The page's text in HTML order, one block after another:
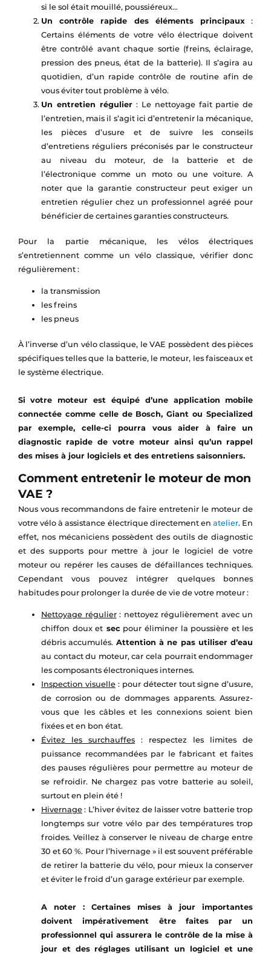
si le sol était mouillé, poussiéreux…
Un contrôle rapide des éléments principaux :
Certains éléments de votre vélo électrique doivent
être contrôlé avant chaque sortie (freins, éclairage,
pression des pneus, état de la batterie). Il s’agira au
quotidien, d’un rapide contrôle de routine afin de
vous éviter tout problème à vélo.
Un entretien régulier: Le nettoyage fait partie de
l’entretien, mais il s’agit ici d’entretenir la mécanique,
les pièces d’usure et de suivre les conseils
d’entretiens réguliers préconisés par le constructeur
au niveau du moteur, de la batterie et de
l’électronique comme un moto ou une voiture. A
noter que la garantie constructeur peut exiger un
entretien régulier chez un professionnel agréé pour
bénéficier de certaines garanties constructeurs.
Pour la partie mécanique, les vélos électriques
s’entretiennent comme un vélo classique, vérifier donc
régulièrement :
la transmission
les freins
les pneus
À l’inverse d’un vélo classique, le VAE possèdent des pièces
spécifiques telles que la batterie, le moteur, les faisceaux et
le système électrique.
Si votre moteur est équipé d’une application mobile
connectée comme celle de Bosch, Giant ou Specialized
par exemple, celle-ci pourra vous aider à faire un
diagnostic rapide de votre moteur ainsi qu’un rappel
des mises à jour logiciels et des entretiens saisonniers.
Comment entretenir le moteur de mon
VAE ?
Nous vous recommandons de faire entretenir le moteur de
votre vélo à assistance électrique directement enatelier. En
effet, nos mécaniciens possèdent des outils de diagnostic
et des supports pour mettre à jour le logiciel de votre
moteur ou repérer les causes de défaillances techniques.
Cependant vous pouvez intégrer quelques bonnes
habitudes pour prolonger la durée de vie de votre moteur :
Nettoyage régulier: nettoyez régulièrement avec un
chiffon doux et secpour éliminer la poussière et les
débris accumulés. Attention à ne pas utiliser d’eau
au contact du moteur, car cela pourrait endommager
les composants électroniques internes.
Inspection visuelle: pour détecter tout signe d’usure,
de corrosion ou de dommages apparents. Assurez-
vous que les câbles et les connexions soient bien
fixées et en bon état.
Évitez les surchauffes : respectez les limites de
puissance recommandées par le fabricant et faites
des pauses régulières pour permettre au moteur de
se refroidir. Ne chargez pas votre batterie au soleil,
surtout en plein été !
Hivernage: L’hiver évitez de laisser votre batterie trop
longtemps sur votre vélo par des températures trop
froides. Veillez à conserver le niveau de charge entre
30 et 60 %. Pour l’hivernage » il est souvent préférable
de retirer la batterie du vélo, pour mieux la conserver
et éviter le froid d’un garage extérieur par exemple.
A noter : Certaines mises à jour importantes
doivent impérativement être faites par un
professionnel qui assurera le contrôle de la mise à
jour et des réglages utilisant un logiciel et une